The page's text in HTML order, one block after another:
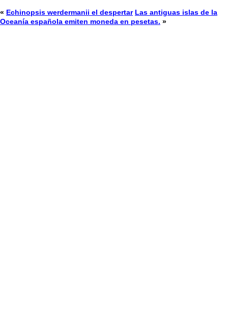
« Echinopsis werdermanii el despertar Las antiguas islas de la
Oceanía española emiten moneda en pesetas. »